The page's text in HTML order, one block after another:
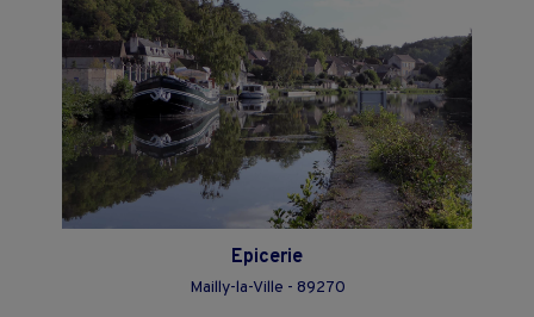
Epicerie
Mailly-la-Ville - 89270